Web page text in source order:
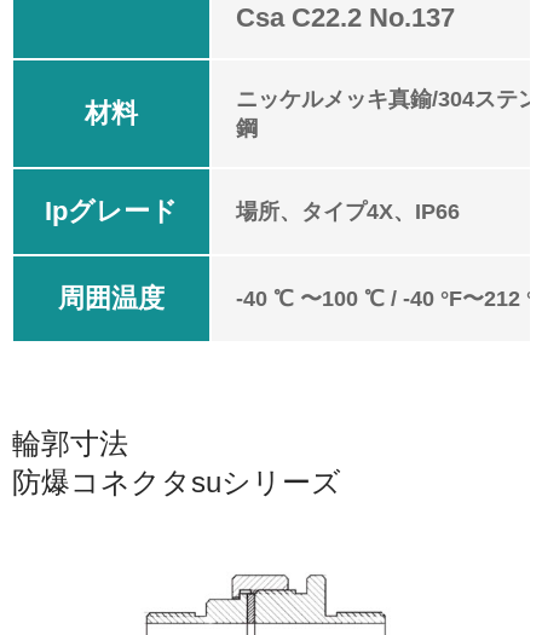
Csa C22.2 No.137
材料
ニッケルメッキ真鍮/304ステ
鋼
Ipグレード 場所、タイプ4X、IP66
周囲温度 -40 ℃ 〜100 ℃ / -40 °F〜212
輪郭寸法
防爆コネクタsuシリーズ